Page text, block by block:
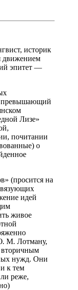
историк
движением
эпитет —
превышающий
Лизе»
почитании
о
(просится на
идей
живое
М. Лотману,
вторичным
нужд. Они
к тем
реже,